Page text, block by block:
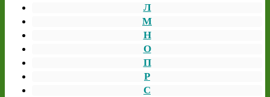
Л
М
Н
О
П
Р
С